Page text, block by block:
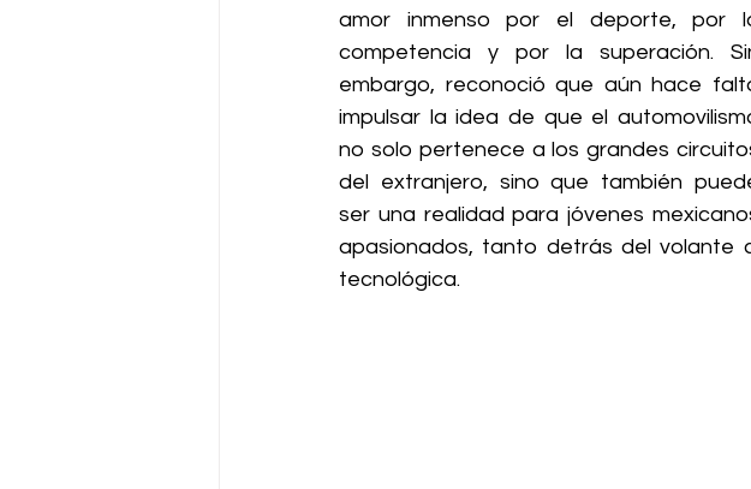
amor inmenso por el deporte, por
competencia y por la superación.
embargo, reconoció que aún hace
impulsar la idea de que el
no solo pertenece a los grandes
del extranjero, sino que también
ser una realidad para jóvenes
apasionados, tanto detrás del volante
tecnológica.